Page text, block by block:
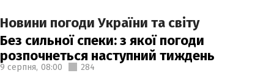
Новини погоди України та світу
Без сильної спеки: з якої погоди
розпочнеться наступний тиждень
9 серпня, 08:00 284